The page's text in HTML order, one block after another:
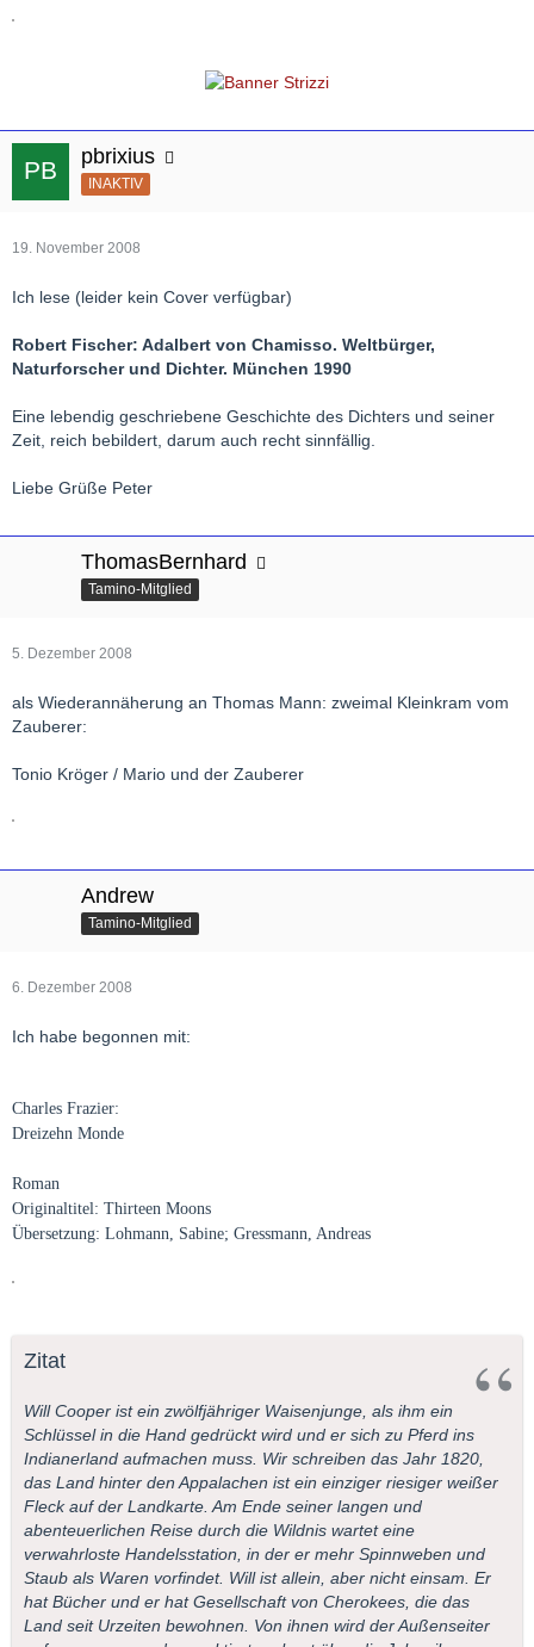
pbrixius
INAKTIV
19. November 2008
Ich lese (leider kein Cover verfügbar)
Robert Fischer: Adalbert von Chamisso. Weltbürger,
Naturforscher und Dichter. München 1990
Eine lebendig geschriebene Geschichte des Dichters und seiner
Zeit, reich bebildert, darum auch recht sinnfällig.
Liebe Grüße Peter
ThomasBernhard
Tamino-Mitglied
5. Dezember 2008
als Wiederannäherung an Thomas Mann: zweimal Kleinkram vom
Zauberer:
Tonio Kröger / Mario und der Zauberer
Andrew
Tamino-Mitglied
6. Dezember 2008
Ich habe begonnen mit:
Charles Frazier:
Dreizehn Monde
Roman
Originaltitel: Thirteen Moons
Übersetzung: Lohmann, Sabine; Gressmann, Andreas
Zitat
Will Cooper ist ein zwölfjähriger Waisenjunge, als ihm ein
Schlüssel in die Hand gedrückt wird und er sich zu Pferd ins
Indianerland aufmachen muss. Wir schreiben das Jahr 1820,
das Land hinter den Appalachen ist ein einziger riesiger weißer
Fleck auf der Landkarte. Am Ende seiner langen und
abenteuerlichen Reise durch die Wildnis wartet eine
verwahrloste Handelsstation, in der er mehr Spinnweben und
Staub als Waren vorfindet. Will ist allein, aber nicht einsam. Er
hat Bücher und er hat Gesellschaft von Cherokees, die das
Land seit Urzeiten bewohnen. Von ihnen wird der Außenseiter